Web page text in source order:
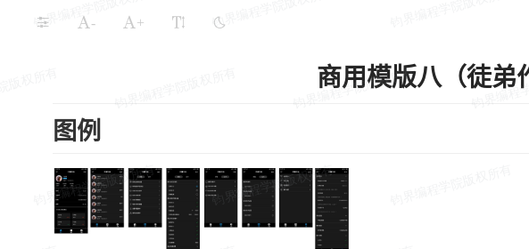
- +
商用模版八（徒弟
图例